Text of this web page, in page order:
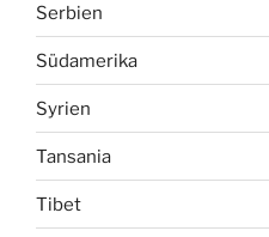
Serbien
Südamerika
Syrien
Tansania
Tibet